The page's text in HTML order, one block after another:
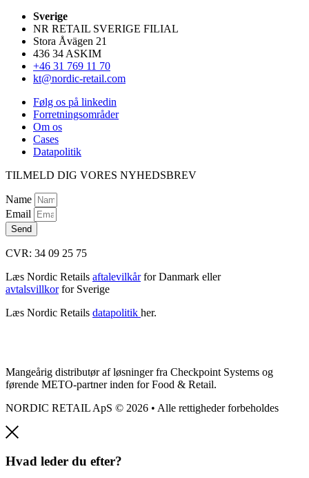
Sverige
NR RETAIL SVERIGE FILIAL
Stora Åvägen 21
436 34 ASKIM
+46 31 769 11 70
kt@nordic-retail.com
Følg os på linkedin
Forretningsområder
Om os
Cases
Datapolitik
TILMELD DIG VORES NYHEDSBREV
Name
Email
Send
CVR: 34 09 25 75
Læs Nordic Retails aftalevilkårfor Danmark eller
avtalsvillkorfor Sverige
Læs Nordic Retails datapolitik her.
Mangeårig distributør af løsninger fra Checkpoint Systems og
førende METO-partner inden for Food & Retail.
NORDIC RETAIL ApS © 2026 • Alle rettigheder forbeholdes
Hvad leder du efter?